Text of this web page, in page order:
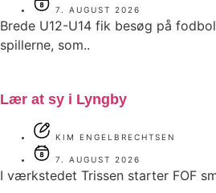
7. AUGUST 2026
Brede U12-U14 fik besøg på
spillerne, som..
Lær at sy i Lyngby
KIM ENGELBRECHTSEN
7. AUGUST 2026
I værkstedet Trissen starter FOF